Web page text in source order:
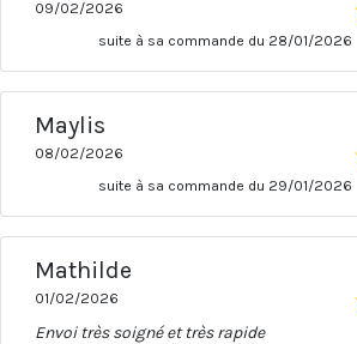
09/02/2026
suite à sa commande du 28/01/2026
Maylis
08/02/2026
suite à sa commande du 29/01/2026
Mathilde
01/02/2026
Envoi très soigné et très rapide